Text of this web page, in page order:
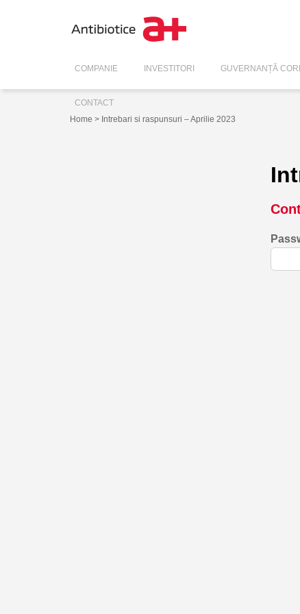
COMPANIE INVESTITORI GUVERNANȚĂ
CONTACT
Home > Intrebari si raspunsuri – Aprilie 2023